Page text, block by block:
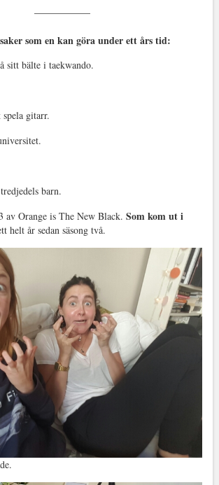
som en kan göra under ett års tid:
sitt bälte i taekwando.
gitarr.
barn.
av Orange is The New Black. Som kom ut i
helt år sedan säsong två.